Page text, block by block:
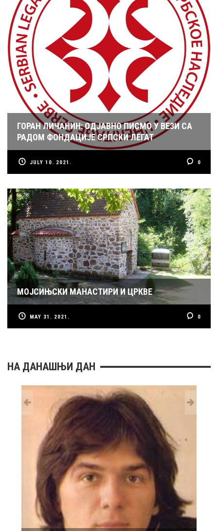
ГОРАН ЛИЧАНИН: ОДЈАВНО ПИСМО У ВЕЗИ СА
РАДОМ ФОНДАЦИЈЕ СРПСКИ ЛЕГАТ
JULY 10. 2021. 0
МОЈСИЊСКИ МАНАСТИРИ И ЦРКВЕ
MAY 31. 2021. 0
НА ДАНАШЊИ ДАН